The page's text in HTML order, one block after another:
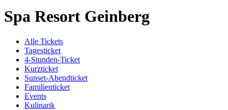
Spa Resort Geinberg
Alle Tickets
Tagesticket
4-Stunden-Ticket
Kurzticket
Sunset-Abendticket
Familienticket
Events
Kulinarik